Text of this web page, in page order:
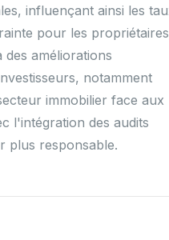
influençant ainsi les
pour les
améliorations
notamment
immobilier face aux
l'intégration des audits
plus responsable.